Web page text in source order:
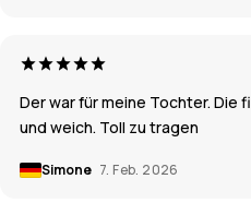
Der war für meine Tochter. Die
und weich. Toll zu tragen
Simone 7. Feb. 2026